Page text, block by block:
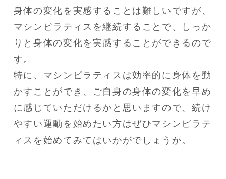
身体の変化を実感することは難しいですが、
マシンピラティスを継続することで、しっか
りと身体の変化を実感することができるので
す。
特に、マシンピラティスは効率的に身体を動
かすことができ、ご自身の身体の変化を早め
に感じていただけるかと思いますので、続け
やすい運動を始めたい方はぜひマシンピラテ
ィスを始めてみてはいかがでしょうか。